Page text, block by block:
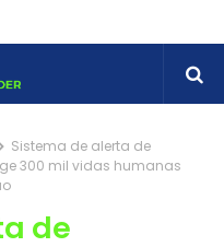
Sistema de alerta de
300 mil vidas humanas
de